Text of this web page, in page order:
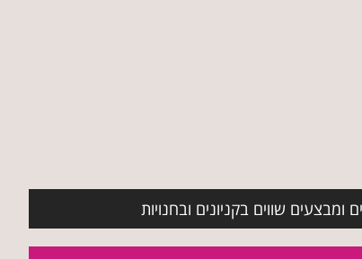
ומבצעים שווים בקניונים ובחנויות